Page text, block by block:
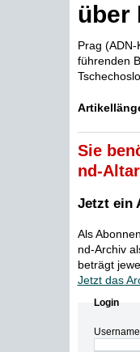
über
Prag
führenden
Sie
nd-
Jetzt ein
Als
nd-Archiv
beträgt
Jetzt das
Login
Username